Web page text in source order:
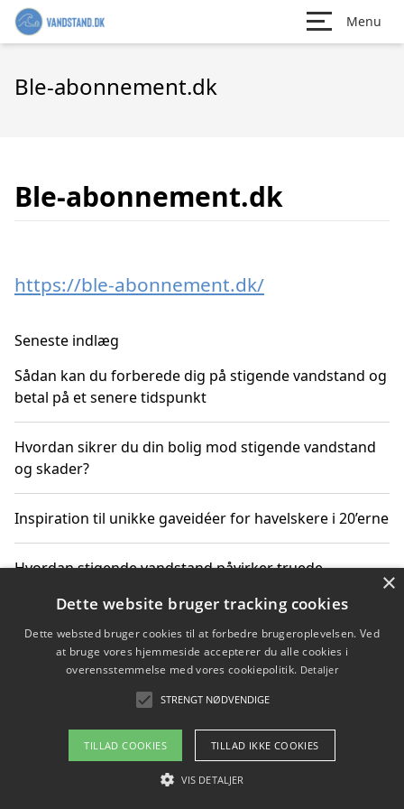
Menu
Ble-abonnement.dk
Ble-abonnement.dk
https://ble-abonnement.dk/
Seneste indlæg
Sådan kan du forberede dig på stigende vandstand og
betal på et senere tidspunkt
Hvordan sikrer du din bolig mod stigende vandstand
og skader?
Inspiration til unikke gaveidéer for havelskere i 20’erne
Hvordan stigende vandstand påvirker truede
Sådan vælger du de bedste vandrerygsække til
vandreture i Danmark
Copyright 2026 - Pilanto Aps
Om / kontakt
×
Dette website bruger tracking cookies
Dette websted bruger cookies til at forbedre brugeroplevelsen. Ved
at bruge vores hjemmeside accepterer du alle cookies i
overensstemmelse med vores cookiepolitik. Detaljer
STRENGT NØDVENDIGE
TILLAD COOKIES TILLAD IKKE COOKIES
VIS DETALJER